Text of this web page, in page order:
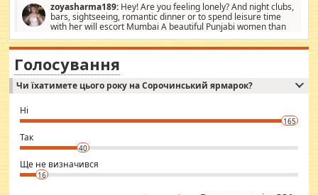
витрат, а тільки узгоджених сум і нічого іншого. Не чекайте і не
коментуйте цей пост. Введіть суму, яку ви хочете подати, і ми
зв'яжемося з вами з усіма варіантами. зв'яжіться з нами
сьогодні на garciajsacramento@gmail.com Вам потрібні термінові
гроші? Ми можемо допомогти!
zoyasharma189: Hey! Are you feeling lonely? And night clubs,
bars, sightseeing, romantic dinner or to spend leisure time
with her will escort Mumbai A beautiful Punjabi women than
sexy escort companion in arms that you guys feel like 5 star luxury
hotel had to spend the night in their search for loved solitaire free
woman "Love Solitaire" beautiful figure and shapely body shapes.
Independent escort in Mumbai, truthful, friendly and cheerful girl.
WhatsApp via an easily can see the latest pictures of her body and the
want to meet new people. Sakshi Mirchandani health and figure
conscious in order to keep yourself fit and regularly go to the health
club.
⇒ sakshimirchandani.com
Голосування
Чи їхатимете цього року на Сорочинський ярмарок?
Ні
165
Так
40
Ще не визначився
16